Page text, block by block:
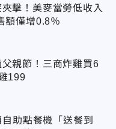
擊！美麥當勞低收入
僅增0.8％
親節！三商炸雞買6
199
助點餐機「送餐到